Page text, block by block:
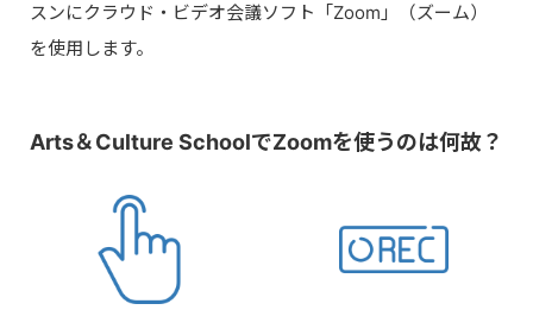
スンにクラウド・ビデオ会議ソフト「Zoom」（ズーム）
を使用します。
Arts＆Culture SchoolでZoomを使うのは何故？